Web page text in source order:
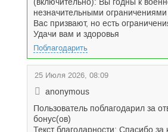
незначительными
Вас призвают, но есть
Удачи вам и здоровья
Поблагодарить
25 Июля 2026, 08:09
anonymous
Пользователь поблагодарил за
бонус(ов)
Текст благодарности: Спасибо за